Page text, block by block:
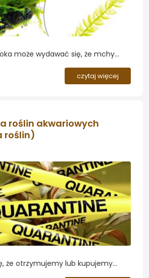
może wydawać się, że mchy
repertuar o ciekawych cechach
czytaj więcej
roślin akwariowych
roślin)
że otrzymujemy lub kupujemy